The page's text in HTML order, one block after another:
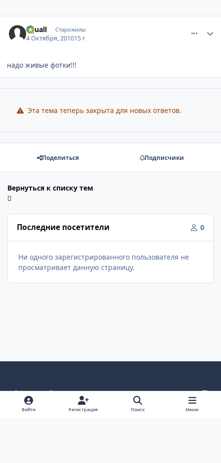
Squall Старожилы
4 Октября, 201015 г
надо живые фотки!!!
Эта тема теперь закрыта для новых ответов.
Поделиться Подписчики
Вернуться к списку тем
Последние посетители 0
Ни одного зарегистрированного пользователя не
просматривает данную страницу.
Светлый режим
Темный режим
Как в системе
v
k
Политика конфиденциальности
Войти Регистрация Поиск Меню